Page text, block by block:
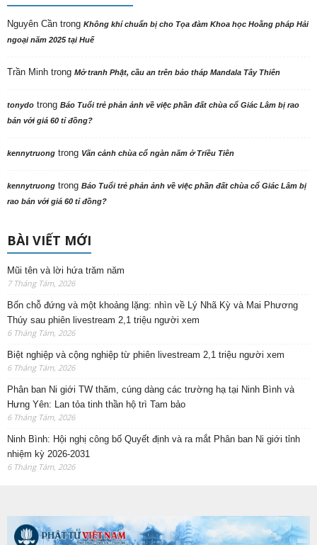
Nguyên Cần trong Không khí chuẩn bị cho Tọa đàm Khoa học Hoằng pháp Hải
ngoại năm 2025 tại Huế
Trần Minh trong Mở tranh Phật, cầu an trên bảo tháp Mandala Tây Thiên
tonydo trong Báo Tuổi trẻ phản ảnh về việc phần đất chùa cổ Giác Lâm bị rao
bán với giá 60 tỉ đồng?
kennytruong trong Vãn cảnh chùa cổ ngàn năm ở Triều Tiên
kennytruong trong Báo Tuổi trẻ phản ảnh về việc phần đất chùa cổ Giác Lâm bị
rao bán với giá 60 tỉ đồng?
BÀI VIẾT MỚI
Mũi tên và lời hứa trăm năm
7 Tháng Tám, 2026
Bốn chỗ đứng và một khoảng lặng: nhìn về Lý Nhã Kỳ và Mai Phương
Thúy sau phiên livestream 2,1 triệu người xem
6 Tháng Tám, 2026
Biệt nghiệp và cộng nghiệp từ phiên livestream 2,1 triệu người xem
6 Tháng Tám, 2026
Phân ban Ni giới TW thăm, cúng dàng các trường hạ tại Ninh Bình và
Hưng Yên: Lan tỏa tinh thần hộ trì Tam bảo
6 Tháng Tám, 2026
Ninh Bình: Hội nghị công bố Quyết định và ra mắt Phân ban Ni giới tỉnh
nhiệm kỳ 2026-2031
6 Tháng Tám, 2026